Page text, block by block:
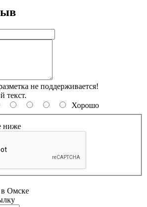
не поддерживается!
текст.
Хорошо
ниже
в Омске